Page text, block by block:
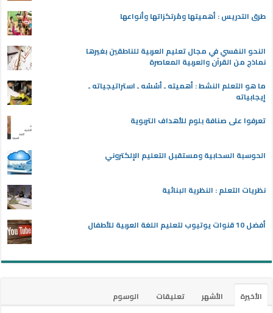
طرق التدريس : أهميتها ومُرتكزاتها وأنواعها
النحو النفسي في مجال تعليم العربية للناطقين بغيرها
نماذج من القرآن والعربية المعاصرة
ما هو التعلم النشط : أهميته ـ أسُسُه ـ استراتيجياته ـ
إيجابياته
تعرفوا على صنافة بلوم للأهداف التربوية
الحوسبة السحابية ومستقبل التعليم الإلكتروني
نظريات التعلم : النظرية البنائية
أفضل 10 قنوات يوتيوب لتعليم اللغة العربية للأطفال
الأخيرة الأشهر تعليقات
الوسوم